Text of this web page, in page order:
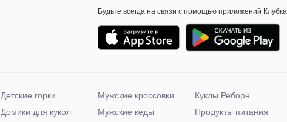
Будьте всегда на связи с помощью приложений Клубка
Детские горки
Домики для кукол
Мужские кроссовки
Мужские кеды
Куклы Реборн
Продукты питания